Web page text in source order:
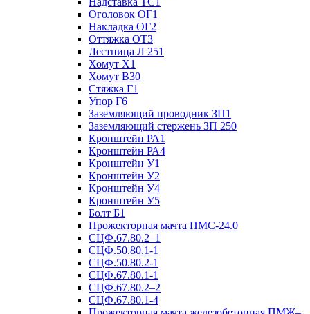
Оголовок ОГ1
Накладка ОГ2
Оттяжка ОТ3
Лестница Л 251
Хомут Х1
Хомут В30
Стяжка Г1
Упор Г6
Заземляющий проводник ЗП1
Заземляющий стержень ЗП 250
Кронштейн РА1
Кронштейн РА4
Кронштейн У1
Кронштейн У2
Кронштейн У4
Кронштейн У5
Болт Б1
Прожекторная мачта ПМС-24.0
СЦФ.67.80.2–1
СЦФ.50.80.1-1
СЦФ.50.80.2-1
СЦФ.67.80.1-1
СЦФ.67.80.2–2
СЦФ.67.80.1-4